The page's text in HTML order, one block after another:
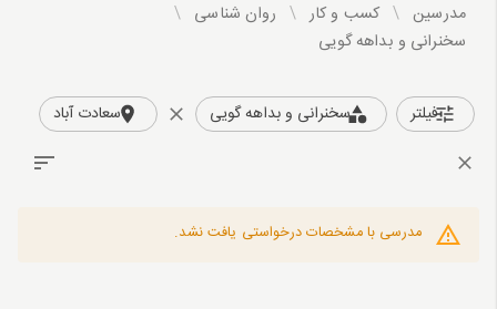
مدرسین / کسب و کار / روان شناسی /
سخنرانی و بداهه گویی
فیلتر سخنرانی و بداهه گویی سعادت آباد
مدرسی با مشخصات درخواستی یافت نشد.